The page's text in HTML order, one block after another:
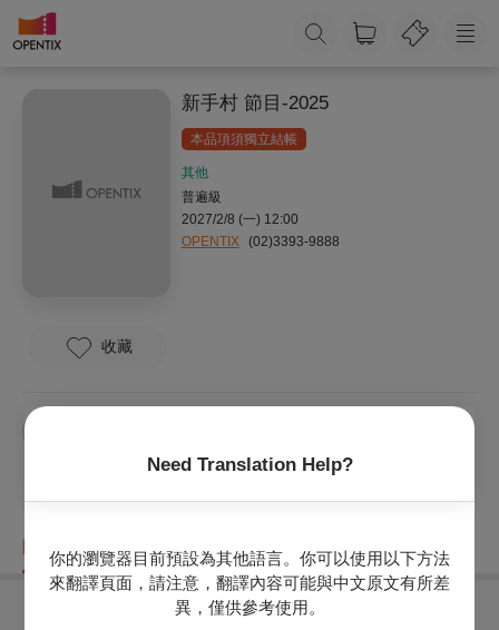
Need Translation Help?
你的瀏覽器目前預設為其他語言。你可以使用以下方法
來翻譯頁面，請注意，翻譯內容可能與中文原文有所差
異，僅供參考使用。
新手村 節目-2025
本品項須獨立結帳
其他
普遍級
2027/2/8 (一) 12:00
OPENTIX (02)3393-9888
收藏
購票資訊 異動公告 折扣方案 重要須知
無可售場次